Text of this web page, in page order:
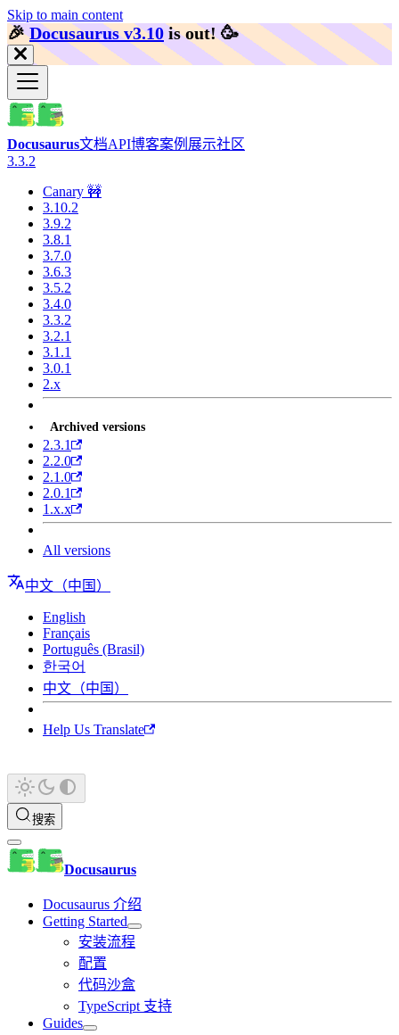
Skip to main content
🎉️Docusaurus v3.10 is out! 🥳️
Docusaurus文档API博客案例展示社区
3.3.2
Canary 🚧
3.10.2
3.9.2
3.8.1
3.7.0
3.6.3
3.5.2
3.4.0
3.3.2
3.2.1
3.1.1
3.0.1
2.x
Archived versions
2.3.1
2.2.0
2.1.0
2.0.1
1.x.x
All versions
中文（中国）
English
Français
Português (Brasil)
한국어
中文（中国）
Help Us Translate
搜索
Docusaurus
Docusaurus 介绍
Getting Started
安装流程
配置
代码沙盒
TypeScript 支持
Guides